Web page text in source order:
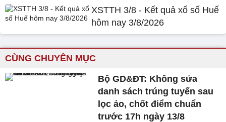
XSTTH 3/8 - Kết quả xổ số Huế
hôm nay 3/8/2026
CÙNG CHUYÊN MỤC
Bộ GD&ĐT: Không sửa
danh sách trúng tuyển sau
lọc ảo, chốt điểm chuẩn
trước 17h ngày 13/8